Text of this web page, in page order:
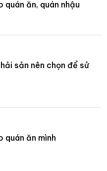
quán ăn, quán nhậu
sản nên chọn để sử
quán ăn mình